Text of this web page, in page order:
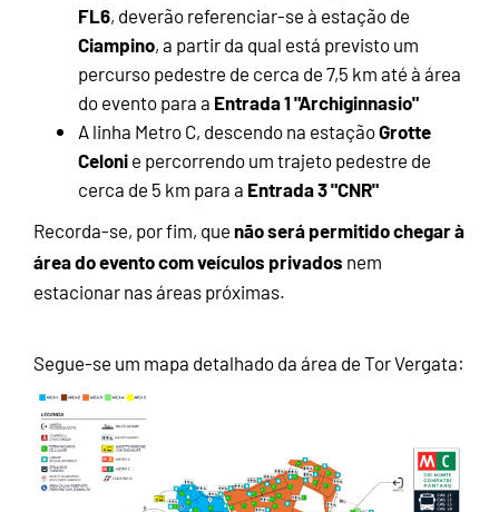
FL6, deverão referenciar-se à estação de
Ciampino, a partir da qual está previsto um
percurso pedestre de cerca de 7,5 km até à área
do evento para a Entrada 1 "Archiginnasio"
A linha Metro C, descendo na estaçãoGrotte
Celonie percorrendo um trajeto pedestre de
cerca de 5 km para a Entrada 3 "CNR"
Recorda-se, por fim, quenão será permitido chegar à
área do evento com veículos privados nem
estacionar nas áreas próximas.
Segue-se um mapa detalhado da área de Tor Vergata: